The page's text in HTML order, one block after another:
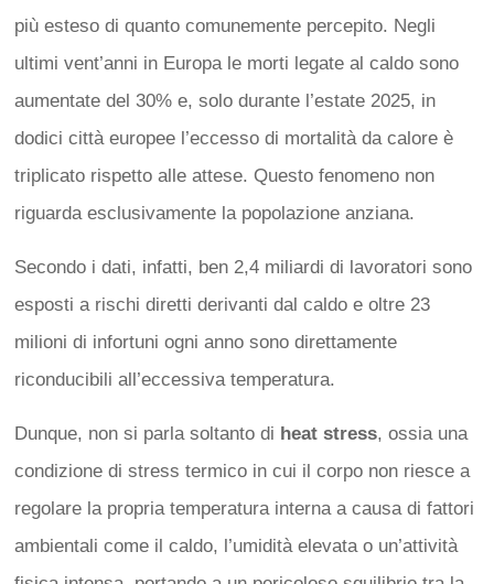
più esteso di quanto comunemente percepito. Negli
ultimi vent’anni in Europa le morti legate al caldo sono
aumentate del 30% e, solo durante l’estate 2025, in
dodici città europee l’eccesso di mortalità da calore è
triplicato rispetto alle attese. Questo fenomeno non
riguarda esclusivamente la popolazione anziana.
Secondo i dati, infatti, ben 2,4 miliardi di lavoratori sono
esposti a rischi diretti derivanti dal caldo e oltre 23
milioni di infortuni ogni anno sono direttamente
riconducibili all’eccessiva temperatura.
Dunque, non si parla soltanto di heat stress, ossia una
condizione di stress termico in cui il corpo non riesce a
regolare la propria temperatura interna a causa di fattori
ambientali come il caldo, l’umidità elevata o un’attività